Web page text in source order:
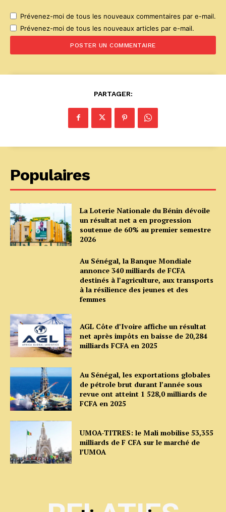
Prévenez-moi de tous les nouveaux commentaires par e-mail.
Prévenez-moi de tous les nouveaux articles par e-mail.
PARTAGER:
Populaires
La Loterie Nationale du Bénin dévoile
un résultat net a en progression
soutenue de 60% au premier semestre
2026
Au Sénégal, la Banque Mondiale
annonce 340 milliards de FCFA
destinés à l’agriculture, aux transports
à la résilience des jeunes et des
femmes
AGL Côte d’Ivoire affiche un résultat
net après impôts en baisse de 20,284
milliards FCFA en 2025
Au Sénégal, les exportations globales
de pétrole brut durant l’année sous
revue ont atteint 1 528,0 milliards de
FCFA en 2025
UMOA-TITRES: le Mali mobilise 53,355
milliards de F CFA sur le marché de
l’UMOA